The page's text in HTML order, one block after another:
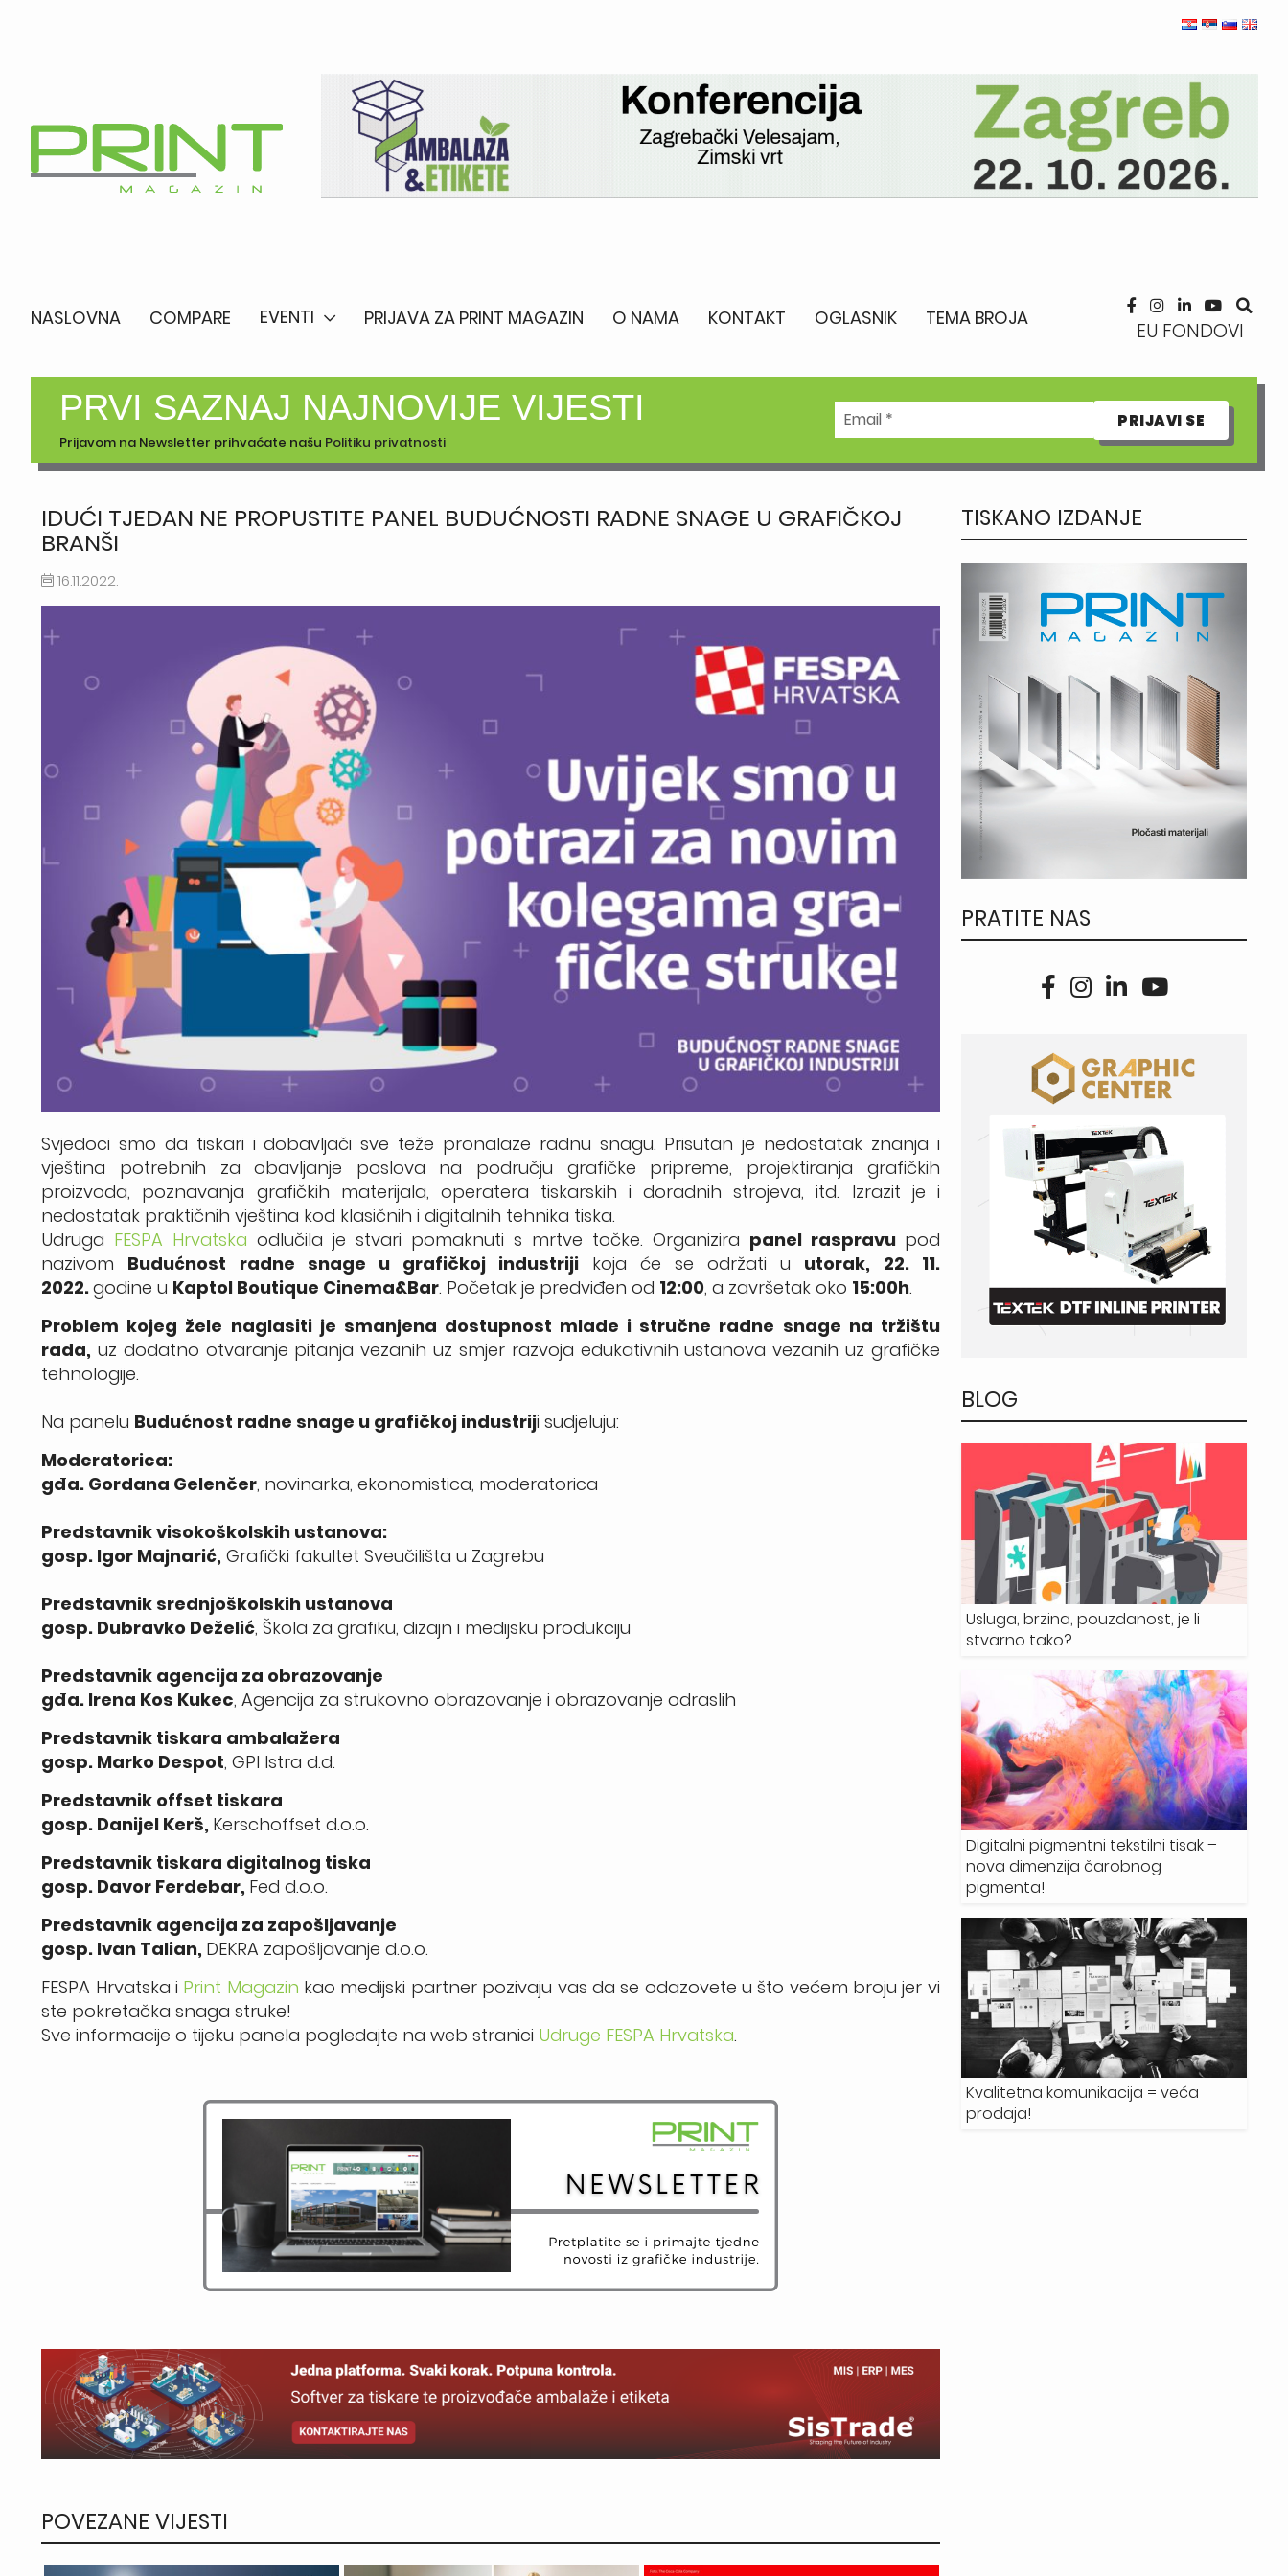
NASLOVNA COMPARE EVENTI PRIJAVA ZA PRINT MAGAZIN O NAMA KONTAKT OGLASNIK TEMA BROJA
EU FONDOVI
PRVI SAZNAJ NAJNOVIJE VIJESTI
Prijavom na Newsletter prihvaćate našu Politiku privatnosti
IDUĆI TJEDAN NE PROPUSTITE PANEL BUDUĆNOSTI RADNE SNAGE U GRAFIČKOJ
BRANŠI
16.11.2022.
Svjedoci smo da tiskari i dobavljači sve teže pronalaze radnu snagu. Prisutan je nedostatak znanja i
vještina potrebnih za obavljanje poslova na području grafičke pripreme, projektiranja grafičkih
proizvoda, poznavanja grafičkih materijala, operatera tiskarskih i doradnih strojeva, itd. Izrazit je i
nedostatak praktičnih vještina kod klasičnih i digitalnih tehnika tiska.
Udruga FESPA Hrvatskaodlučila je stvari pomaknuti s mrtve točke. Organizira panel raspravu pod
nazivom Budućnost radne snage u grafičkoj industriji koja će se održati u utorak, 22. 11.
2022.godine u Kaptol Boutique Cinema&Bar. Početak je predviđen od 12:00, a završetak oko 15:00h.
Problem kojeg žele naglasiti je smanjena dostupnost mlade i stručne radne snage na tržištu
rada, uz dodatno otvaranje pitanja vezanih uz smjer razvoja edukativnih ustanova vezanih uz grafičke
tehnologije.
Na panelu Budućnost radne snage u grafičkoj industriji sudjeluju:
Moderatorica:
gđa. Gordana Gelenčer, novinarka, ekonomistica, moderatorica
Predstavnik visokoškolskih ustanova:
gosp. Igor Majnarić, Grafički fakultet Sveučilišta u Zagrebu
Predstavnik srednjoškolskih ustanova
gosp. Dubravko Deželić, Škola za grafiku, dizajn i medijsku produkciju
Predstavnik agencija za obrazovanje
gđa. Irena Kos Kukec, Agencija za strukovno obrazovanje i obrazovanje odraslih
Predstavnik tiskara ambalažera
gosp. Marko Despot, GPI Istra d.d.
Predstavnik offset tiskara
gosp. Danijel Kerš, Kerschoffset d.o.o.
Predstavnik tiskara digitalnog tiska
gosp. Davor Ferdebar, Fed d.o.o.
Predstavnik agencija za zapošljavanje
gosp. Ivan Talian, DEKRA zapošljavanje d.o.o.
FESPA Hrvatska i Print Magazin kao medijski partner pozivaju vas da se odazovete u što većem broju jer vi
ste pokretačka snaga struke!
Sve informacije o tijeku panela pogledajte na web stranici Udruge FESPA Hrvatska.
POVEZANE VIJESTI
TISKANO IZDANJE
PRATITE NAS
BLOG
Usluga, brzina, pouzdanost, je li
stvarno tako?
Digitalni pigmentni tekstilni tisak –
nova dimenzija čarobnog
pigmenta!
Kvalitetna komunikacija = veća
prodaja!